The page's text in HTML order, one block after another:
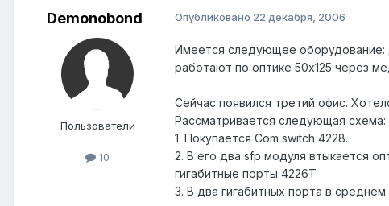
Demonobond
Пользователи
10
Опубликовано 22 декабря, 2006
Имеется следующее оборудование:
работают по оптике 50х125 через
Сейчас появился третий офис.
Рассматривается следующая схема:
1. Покупается Com switch 4228.
2. В его два sfp модуля втыкается
гигабитные порты 4226Т
3. В два гигабитных порта в